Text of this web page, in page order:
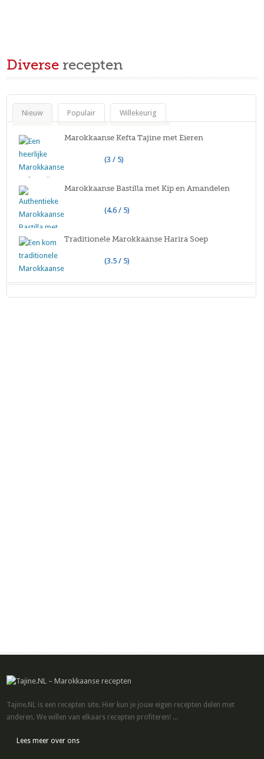
Diverse recepten
Nieuw Populair Willekeurig
Marokkaanse Kefta Tajine met Eieren
(3 / 5)
Marokkaanse Bastilla met Kip en Amandelen
(4.6 / 5)
Traditionele Marokkaanse Harira Soep
(3.5 / 5)
Tajine.NL is een recepten site. Hier kun je jouw eigen recepten delen met
anderen. We willen van elkaars recepten profiteren! ...
Lees meer over ons